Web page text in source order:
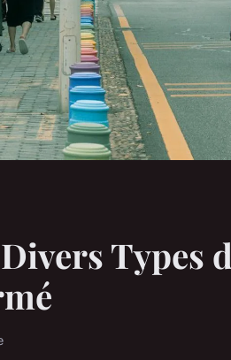
Types